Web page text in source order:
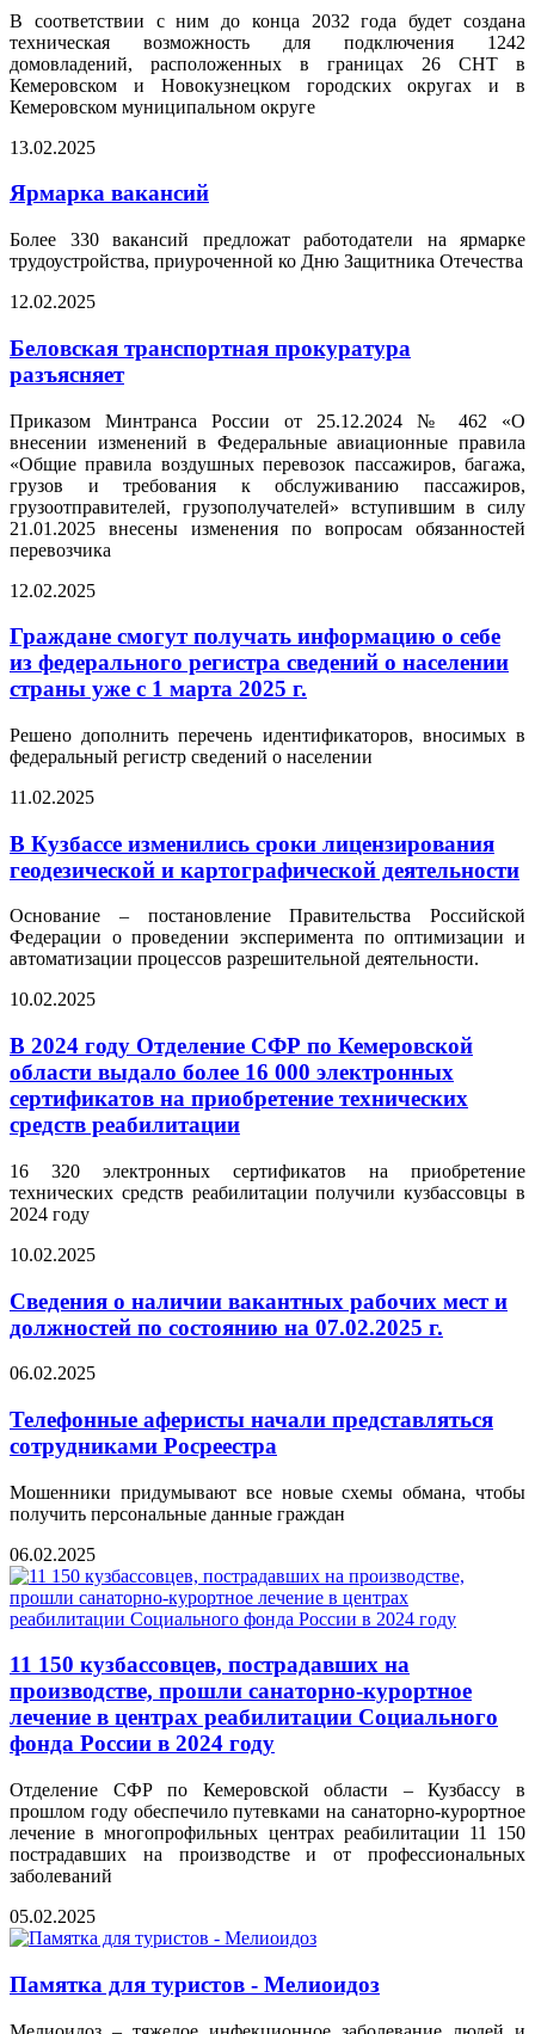
В соответствии с ним до конца 2032 года будет создана
техническая возможность для подключения 1242
домовладений, расположенных в границах 26 СНТ в
Кемеровском и Новокузнецком городских округах и в
Кемеровском муниципальном округе
13.02.2025
Ярмарка вакансий
Более 330 вакансий предложат работодатели на ярмарке
трудоустройства, приуроченной ко Дню Защитника Отечества
12.02.2025
Беловская транспортная прокуратура
разъясняет
Приказом Минтранса России от 25.12.2024 № 462 «О
внесении изменений в Федеральные авиационные правила
«Общие правила воздушных перевозок пассажиров, багажа,
грузов и требования к обслуживанию пассажиров,
грузоотправителей, грузополучателей» вступившим в силу
21.01.2025 внесены изменения по вопросам обязанностей
перевозчика
12.02.2025
Граждане смогут получать информацию о себе
из федерального регистра сведений о населении
страны уже с 1 марта 2025 г.
Решено дополнить перечень идентификаторов, вносимых в
федеральный регистр сведений о населении
11.02.2025
В Кузбассе изменились сроки лицензирования
геодезической и картографической деятельности
Основание – постановление Правительства Российской
Федерации о проведении эксперимента по оптимизации и
автоматизации процессов разрешительной деятельности.
10.02.2025
В 2024 году Отделение СФР по Кемеровской
области выдало более 16 000 электронных
сертификатов на приобретение технических
средств реабилитации
16 320 электронных сертификатов на приобретение
технических средств реабилитации получили кузбассовцы в
2024 году
10.02.2025
Сведения о наличии вакантных рабочих мест и
должностей по состоянию на 07.02.2025 г.
06.02.2025
Телефонные аферисты начали представляться
сотрудниками Росреестра
Мошенники придумывают все новые схемы обмана, чтобы
получить персональные данные граждан
06.02.2025
11 150 кузбассовцев, пострадавших на
производстве, прошли санаторно-курортное
лечение в центрах реабилитации Социального
фонда России в 2024 году
Отделение СФР по Кемеровской области – Кузбассу в
прошлом году обеспечило путевками на санаторно-курортное
лечение в многопрофильных центрах реабилитации 11 150
пострадавших на производстве и от профессиональных
заболеваний
05.02.2025
Памятка для туристов - Мелиоидоз